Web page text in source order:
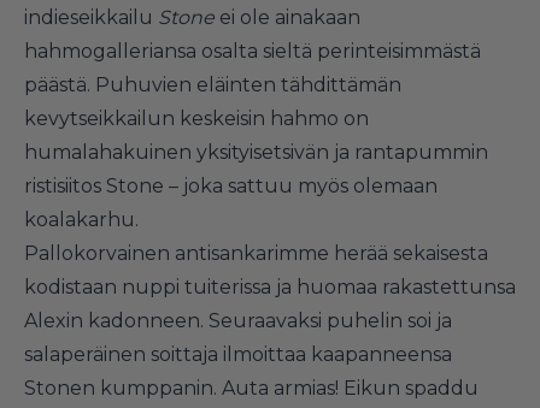
indieseikkailu Stone ei ole ainakaan
hahmogalleriansa osalta sieltä perinteisimmästä
päästä. Puhuvien eläinten tähdittämän
kevytseikkailun keskeisin hahmo on
humalahakuinen yksityisetsivän ja rantapummin
ristisiitos Stone – joka sattuu myös olemaan
koalakarhu.
Pallokorvainen antisankarimme herää sekaisesta
kodistaan nuppi tuiterissa ja huomaa rakastettunsa
Alexin kadonneen. Seuraavaksi puhelin soi ja
salaperäinen soittaja ilmoittaa kaapanneensa
Stonen kumppanin. Auta armias! Eikun spaddu